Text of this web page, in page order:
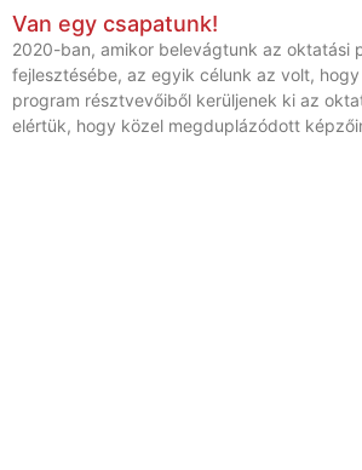
Van egy csapatunk!
2020-ban, amikor belevágtunk az oktatási
fejlesztésébe, az egyik célunk az volt,
program résztvevőiből kerüljenek ki az
elértük, hogy közel megduplázódott